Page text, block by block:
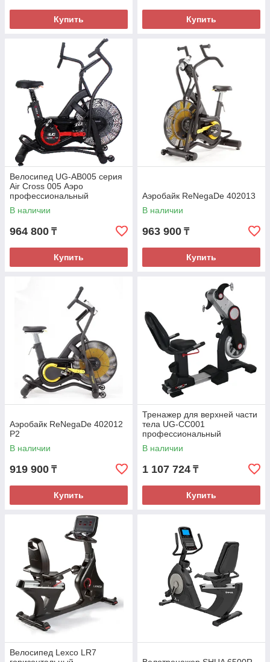
Купить Купить
Велосипед UG-AB005 серия
Air Cross 005 Аэро
профессиональный
В наличии
964 800 ₸
Купить
Аэробайк ReNеgаDe 402013
В наличии
963 900 ₸
Купить
Аэробайк ReNеgаDe 402012
P2
В наличии
919 900 ₸
Купить
Тренажер для верхней части
тела UG-СС001
профессиональный
В наличии
1 107 724 ₸
Купить
Велосипед Lexco LR7